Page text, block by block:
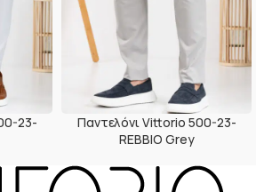
23-
Παντελόνι Vittorio 500-23-
REBBIO Grey